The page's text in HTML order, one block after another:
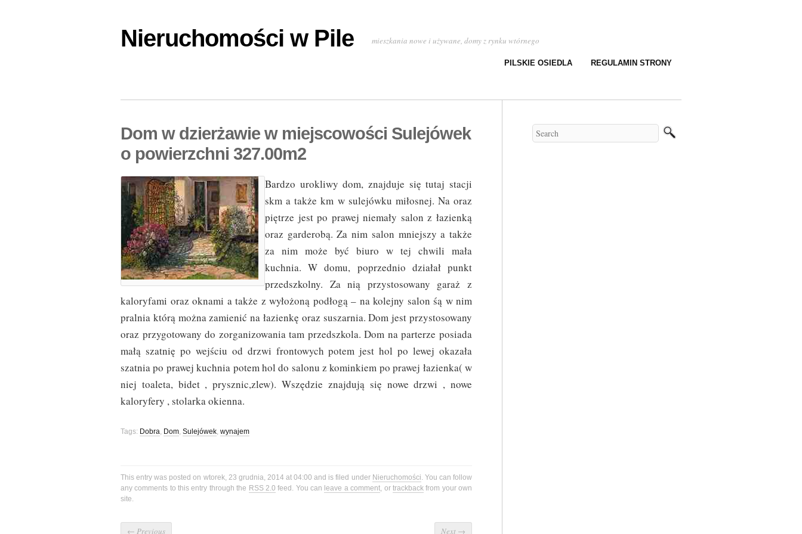
Nieruchomości w Pile mieszkania nowe i używane, domy z rynku wtórnego
PILSKIE OSIEDLA REGULAMIN STRONY
Dom w dzierżawie w miejscowości Sulejówek
o powierzchni 327.00m2
Bardzo urokliwy dom, znajduje się tutaj stacji
skm a także km w sulejówku miłosnej. Na oraz
piętrze jest po prawej niemały salon z łazienką
oraz garderobą. Za nim salon mniejszy a także
za nim może być biuro w tej chwili mała
kuchnia. W domu, poprzednio działał punkt
przedszkolny. Za nią przystosowany garaż z
kaloryfami oraz oknami a także z wyłożoną podłogą – na kolejny salon śą w nim
pralnia którą można zamienić na łazienkę oraz suszarnia. Dom jest przystosowany
oraz przygotowany do zorganizowania tam przedszkola. Dom na parterze posiada
małą szatnię po wejściu od drzwi frontowych potem jest hol po lewej okazała
szatnia po prawej kuchnia potem hol do salonu z kominkiem po prawej łazienka( w
niej toaleta, bidet , prysznic,zlew). Wszędzie znajdują się nowe drzwi , nowe
kaloryfery , stolarka okienna.
Tags: Dobra, Dom, Sulejówek, wynajem
This entry was posted on wtorek, 23 grudnia, 2014 at 04:00 and is filed under Nieruchomości. You can follow
any comments to this entry through the RSS 2.0 feed. You can leave a comment, or trackbackfrom your own
site.
← Previous Next →